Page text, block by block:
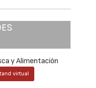
y Alimentación
virtual